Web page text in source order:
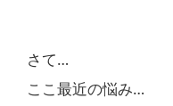
さて…
ここ最近の悩み…